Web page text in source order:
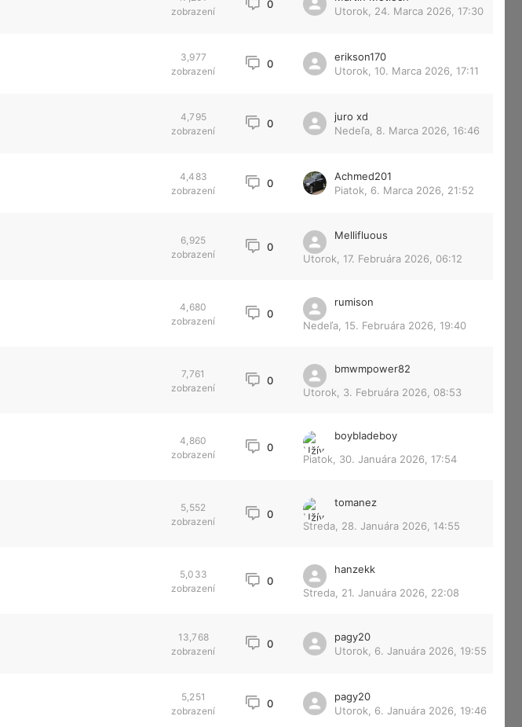
zobrazení
0
Utorok, 24. Marca 2026, 17:30
3,977
zobrazení
0
erikson170
Utorok, 10. Marca 2026, 17:11
4,795
zobrazení
0
juro xd
Nedeľa, 8. Marca 2026, 16:46
4,483
zobrazení
0
Achmed201
Piatok, 6. Marca 2026, 21:52
6,925
zobrazení
0
Mellifluous
Utorok, 17. Februára 2026, 06:12
4,680
zobrazení
0
rumison
Nedeľa, 15. Februára 2026, 19:40
7,761
zobrazení
0
bmwmpower82
Utorok, 3. Februára 2026, 08:53
4,860
zobrazení
0
boybladeboy
Piatok, 30. Januára 2026, 17:54
5,552
zobrazení
0
tomanez
Streda, 28. Januára 2026, 14:55
5,033
zobrazení
0
hanzekk
Streda, 21. Januára 2026, 22:08
13,768
zobrazení
0
pagy20
Utorok, 6. Januára 2026, 19:55
5,251
zobrazení
0
pagy20
Utorok, 6. Januára 2026, 19:46